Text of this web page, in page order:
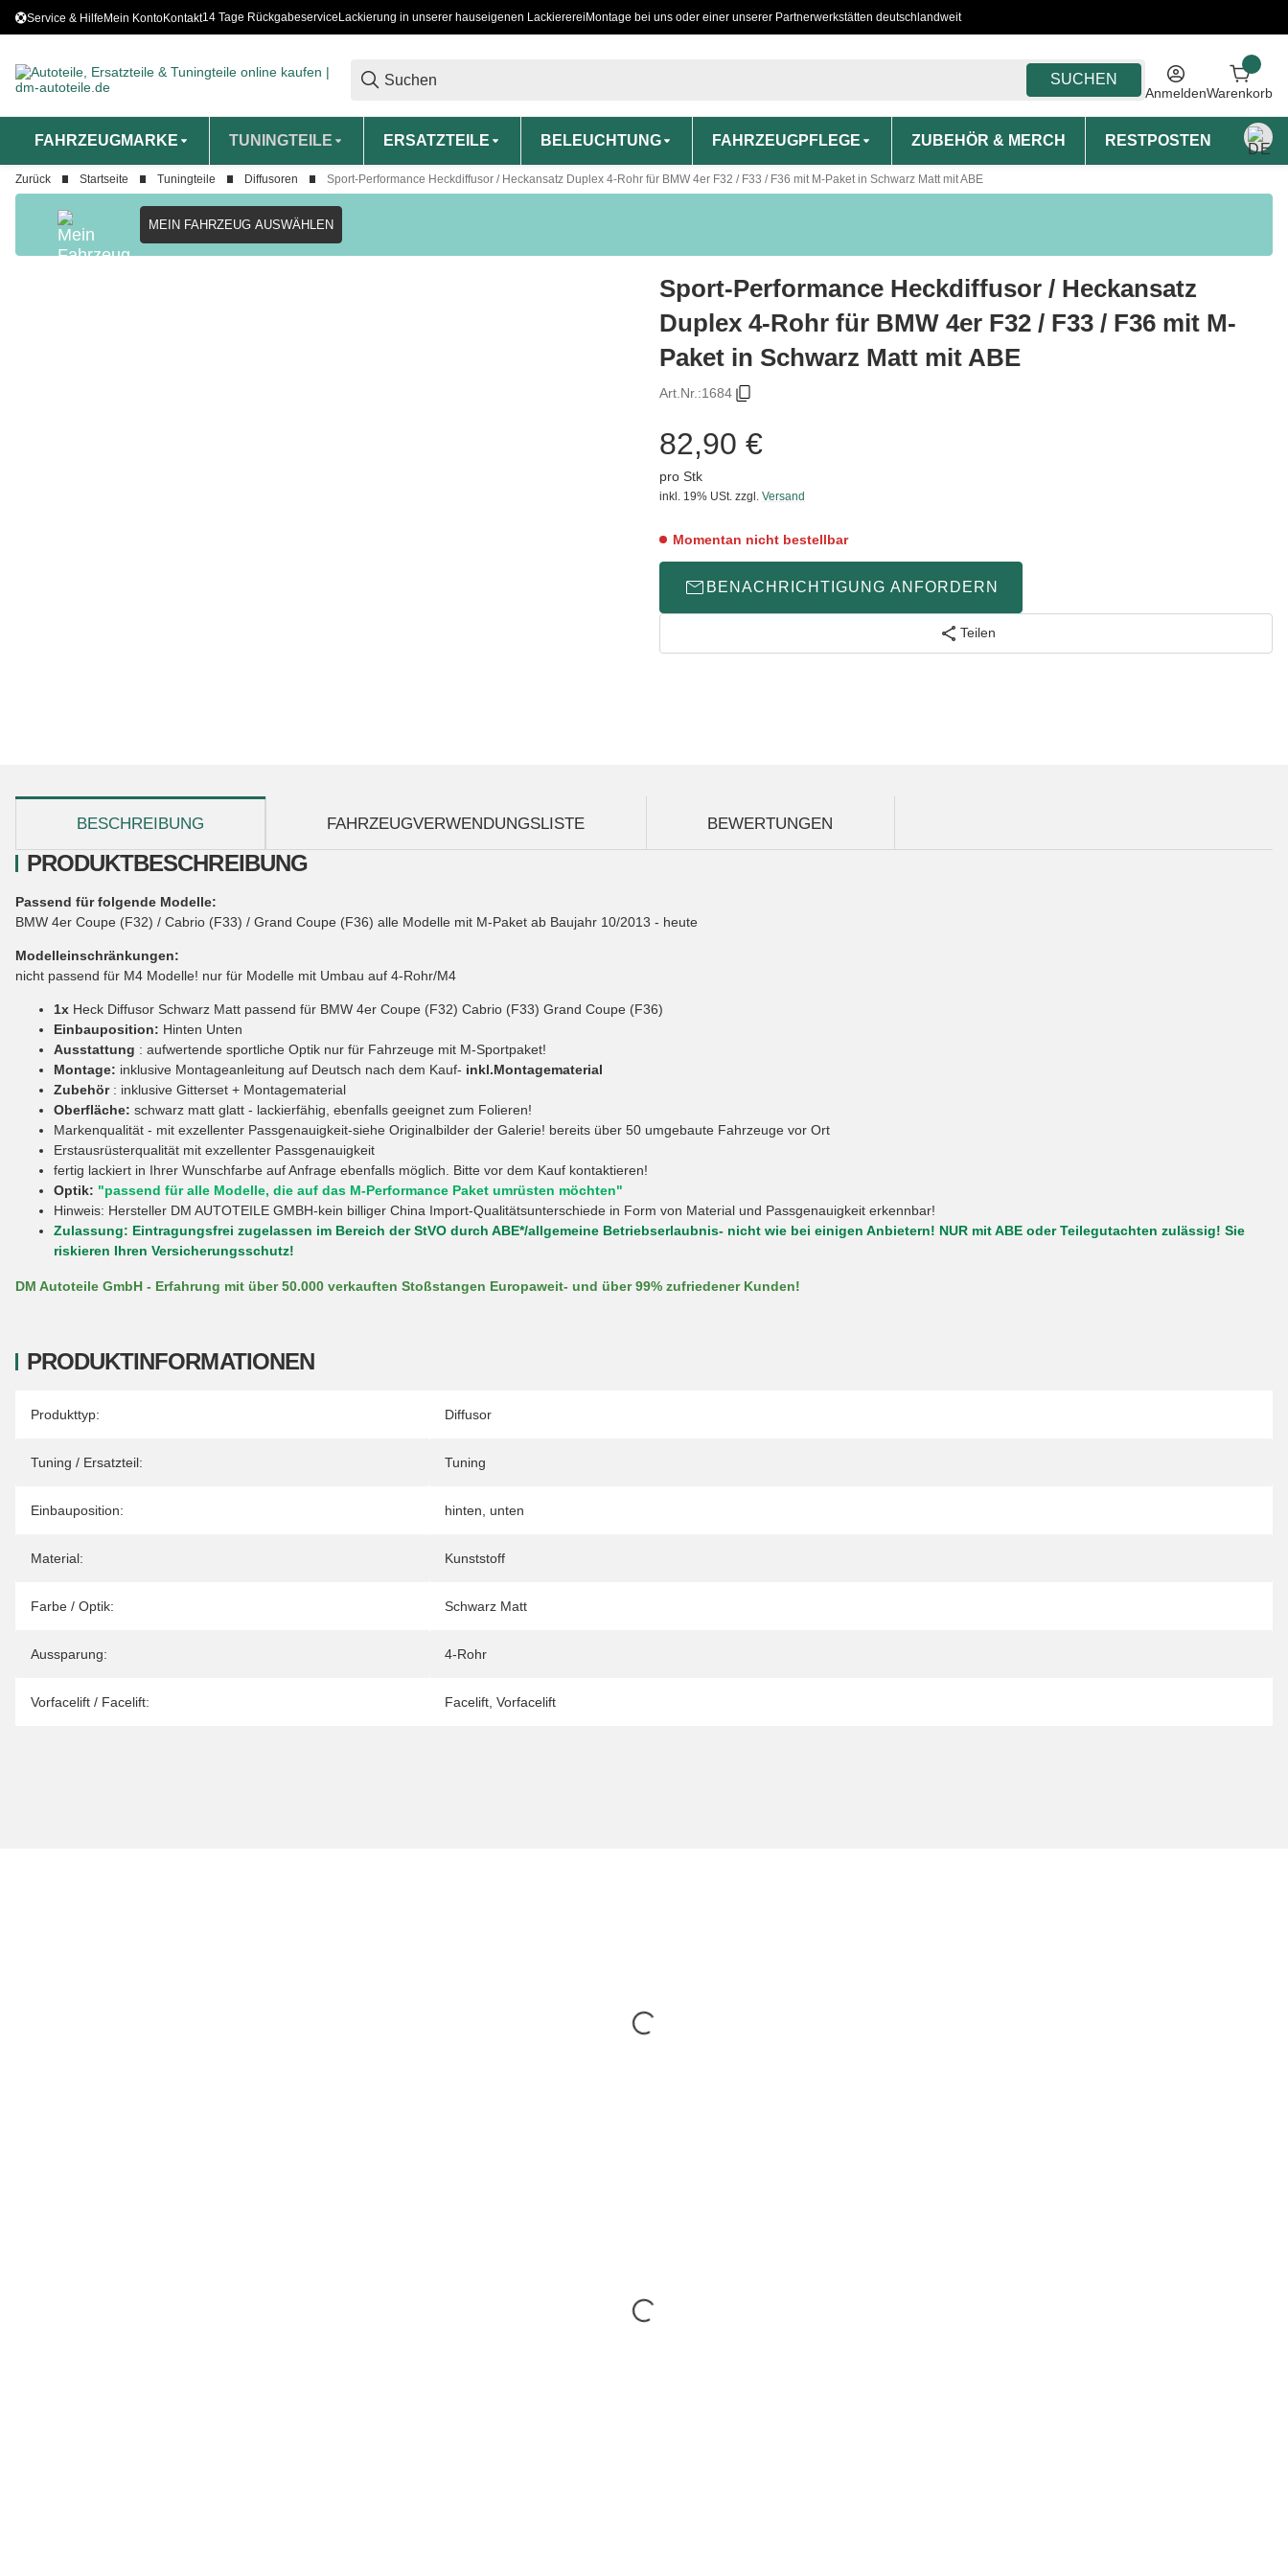
Service & HilfeMein KontoKontakt14 Tage Rückgabeservice Lackierung in unserer hauseigenen Lackiererei Montage bei uns oder einer unserer Partnerwerkstätten deutschlandweit
SUCHEN
AnmeldenWarenkorb
FAHRZEUGMARKE TUNINGTEILE ERSATZTEILE BELEUCHTUNG FAHRZEUGPFLEGE ZUBEHÖR & MERCH RESTPOSTEN
Zurück Startseite Tuningteile Diffusoren Sport-Performance Heckdiffusor / Heckansatz Duplex 4-Rohr für BMW 4er F32 / F33 / F36 mit M-Paket in Schwarz Matt mit ABE
MEIN FAHRZEUG AUSWÄHLEN
Sport-Performance Heckdiffusor / Heckansatz
Duplex 4-Rohr für BMW 4er F32 / F33 / F36 mit M-
Paket in Schwarz Matt mit ABE
Art.Nr.:1684
82,90 €
pro Stk
inkl. 19% USt. zzgl. Versand
Momentan nicht bestellbar
BENACHRICHTIGUNG ANFORDERN
Teilen
BESCHREIBUNG FAHRZEUGVERWENDUNGSLISTE BEWERTUNGEN
PRODUKTINFORMATIONEN
Produkteigenschaft
Wert
Produkttyp: Diffusor
Tuning / Ersatzteil: Tuning
Einbauposition: hinten unten
Material: Kunststoff
Farbe / Optik: Schwarz Matt
Aussparung: 4-Rohr
Vorfacelift / Facelift: Facelift Vorfacelift
PRODUKTBESCHREIBUNG
Passend für folgende Modelle:
BMW 4er Coupe (F32) / Cabrio (F33) / Grand Coupe (F36) alle Modelle mit M-Paket ab Baujahr 10/2013 - heute
Modelleinschränkungen:
nicht passend für M4 Modelle! nur für Modelle mit Umbau auf 4-Rohr/M4
1x Heck Diffusor Schwarz Matt passend für BMW 4er Coupe (F32) Cabrio (F33) Grand Coupe (F36)
Einbauposition: Hinten Unten
Ausstattung : aufwertende sportliche Optik nur für Fahrzeuge mit M-Sportpaket!
Montage: inklusive Montageanleitung auf Deutsch nach dem Kauf- inkl.Montagematerial
Zubehör : inklusive Gitterset + Montagematerial
Oberfläche: schwarz matt glatt - lackierfähig, ebenfalls geeignet zum Folieren!
Markenqualität - mit exzellenter Passgenauigkeit-siehe Originalbilder der Galerie! bereits über 50 umgebaute Fahrzeuge vor Ort
Erstausrüsterqualität mit exzellenter Passgenauigkeit
fertig lackiert in Ihrer Wunschfarbe auf Anfrage ebenfalls möglich. Bitte vor dem Kauf kontaktieren!
Optik: "passend für alle Modelle, die auf das M-Performance Paket umrüsten möchten"
Hinweis: Hersteller DM AUTOTEILE GMBH-kein billiger China Import-Qualitätsunterschiede in Form von Material und Passgenauigkeit erkennbar!
Zulassung: Eintragungsfrei zugelassen im Bereich der StVO durch ABE*/allgemeine Betriebserlaubnis- nicht wie bei einigen Anbietern! NUR mit ABE oder Teilegutachten zulässig! Sie
riskieren Ihren Versicherungsschutz!
DM Autoteile GmbH - Erfahrung mit über 50.000 verkauften Stoßstangen Europaweit- und über 99% zufriedener Kunden!